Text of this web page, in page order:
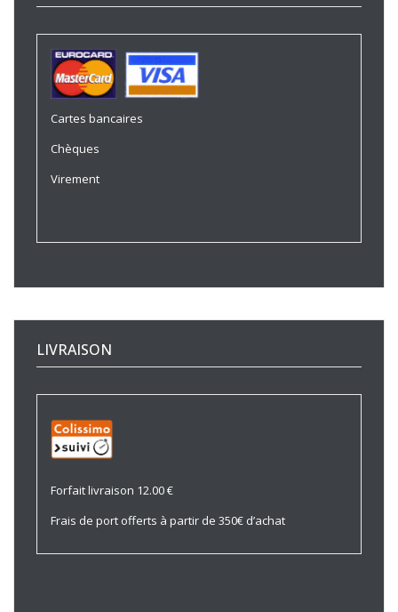
Cartes bancaires
Chèques
Virement
LIVRAISON
Forfait livraison 12.00 €
Frais de port offerts à partir de 350€ d’achat